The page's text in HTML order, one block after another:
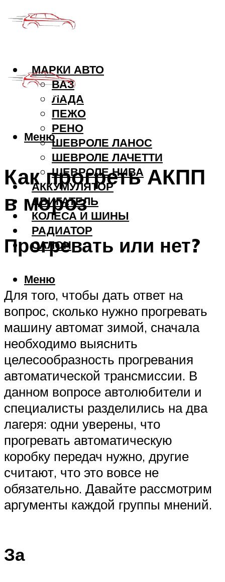
МАРКИ АВТО
ВАЗ
ЛАДА
ПЕЖО
РЕНО
ШЕВРОЛЕ ЛАНОС
ШЕВРОЛЕ ЛАЧЕТТИ
ШЕВРОЛЕ НИВА
АККУМУЛЯТОР
ДВИГАТЕЛЬ
КОЛЕСА И ШИНЫ
РАДИАТОР
САЛОН
Меню
Меню
Как прогреть АКПП
в мороз
Прогревать или нет?
Для того, чтобы дать ответ на
вопрос, сколько нужно прогревать
машину автомат зимой, сначала
необходимо выяснить
целесообразность прогревания
автоматической трансмиссии. В
данном вопросе автолюбители и
специалисты разделились на два
лагеря: одни уверены, что
прогревать автоматическую
коробку передач нужно, другие
считают, что это вовсе не
обязательно. Давайте рассмотрим
аргументы каждой группы мнений.
За